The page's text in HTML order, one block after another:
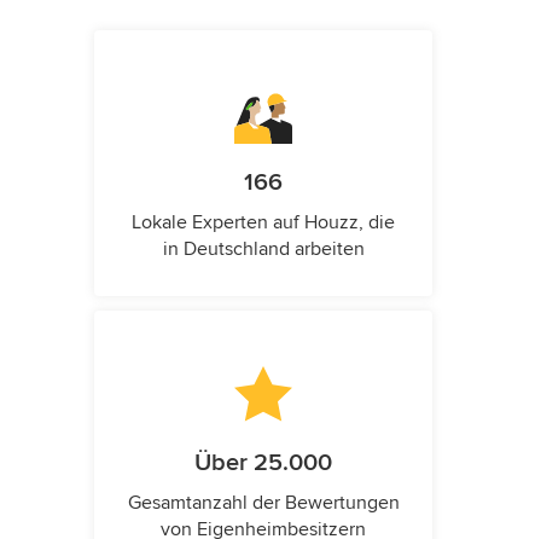
166
Lokale Experten auf Houzz, die
in Deutschland arbeiten
Über 25.000
Gesamtanzahl der Bewertungen
von Eigenheimbesitzern